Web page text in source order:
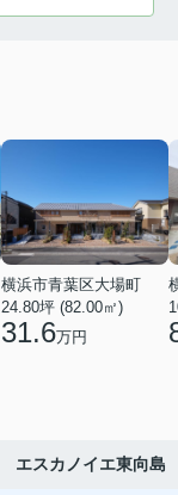
横浜市青葉区大場町
24.80坪 (82.00㎡)
31.6万円
エスカノイエ東向島